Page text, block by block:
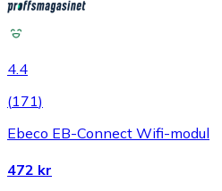
4.4
(171)
Ebeco EB-Connect Wifi-modul
472 kr